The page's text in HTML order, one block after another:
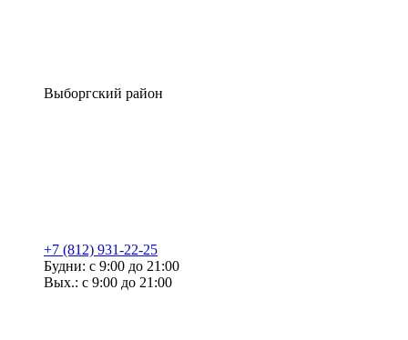
Выборгский район
+7 (812) 931-22-25
Будни: с 9:00 до 21:00
Вых.: с 9:00 до 21:00